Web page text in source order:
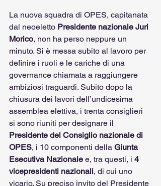
La nuova squadra di OPES, capitanata
dal neoeletto Presidente nazionale Juri
Morico, non ha perso neppure un
minuto. Si è messa subito al lavoro per
definire i ruoli e le cariche di una
governance chiamata a raggiungere
ambiziosi traguardi. Subito dopo la
chiusura dei lavori dell’undicesima
assemblea elettiva, i trenta consiglieri
si sono riuniti per designare il
Presidente del Consiglio nazionale di
OPES, i 10 componenti della Giunta
Esecutiva Nazionale e, tra questi, i 4
vicepresidenti nazionali, di cui uno
vicario. Su preciso invito del Presidente